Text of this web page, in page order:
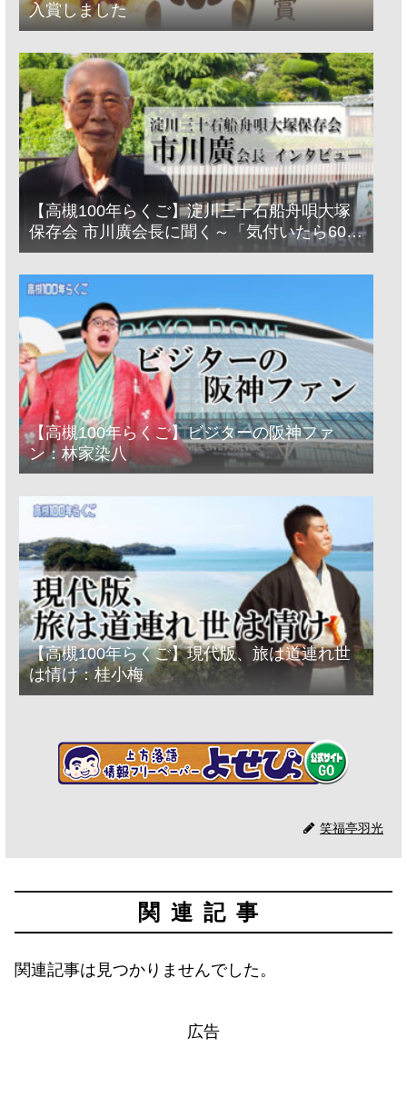
入賞しました
【高槻100年らくご】淀川三十石船舟唄大塚
保存会 市川廣会長に聞く～「気付いたら60年
経っとった」
【高槻100年らくご】ビジターの阪神ファ
ン：林家染八
【高槻100年らくご】現代版、旅は道連れ世
は情け：桂小梅
笑福亭羽光
関連記事
関連記事は見つかりませんでした。
広告